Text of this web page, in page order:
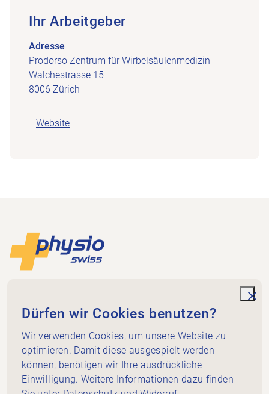
Ihr Arbeitgeber
Adresse
Prodorso Zentrum für Wirbelsäulenmedizin
Walchestrasse 15
8006 Zürich
Website
Footer
Dammweg 3
3013 Bern
+41 58 255 36 00
info@physioswiss.ch
Social Media
Wichtiges
Dürfen wir Cookies benutzen?
Wir verwenden Cookies, um unsere Website zu
optimieren. Damit diese ausgespielt werden
können, benötigen wir Ihre ausdrückliche
Einwilligung. Weitere Informationen dazu finden